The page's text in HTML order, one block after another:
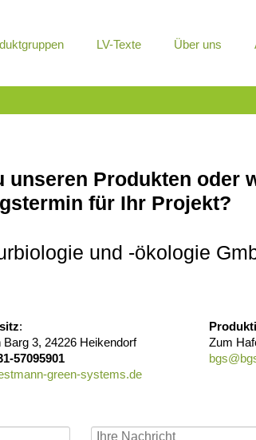
LV-Texte Über uns
unseren Produkten oder
für Ihr Projekt?
und -ökologie
:
Barg 3, 24226 Heikendorf
57095901
green-systems.de
Zum